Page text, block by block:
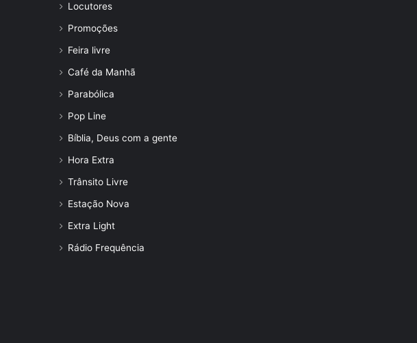
Locutores
Promoções
Feira livre
Café da Manhã
Parabólica
Pop Line
Bíblia, Deus com a gente
Hora Extra
Trânsito Livre
Estação Nova
Extra Light
Rádio Frequência